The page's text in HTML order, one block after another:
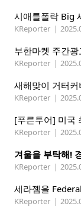
시애틀폴락 Big
KReporter |
부한마켓 주간
KReporter |
새해맞이 거터커
KReporter |
[푸른투어] 미국
KReporter |
KReporter |
세라젬을
KReporter |